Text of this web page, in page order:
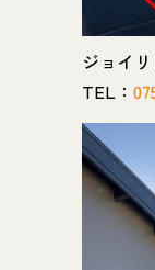
ジョイ
TEL：